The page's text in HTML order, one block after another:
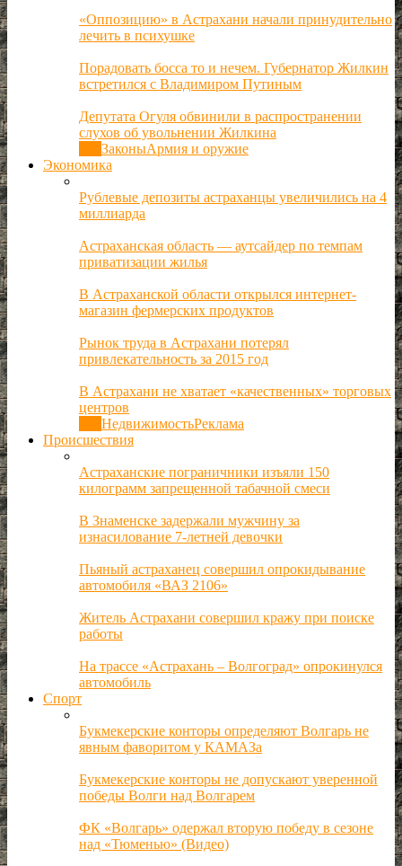
«Оппозицию» в Астрахани начали принудительно
лечить в психушке
Порадовать босса то и нечем. Губернатор Жилкин
встретился с Владимиром Путиным
Депутата Огуля обвинили в распространении
слухов об увольнении Жилкина
ЗаконыАрмия и оружие
Экономика
Рублевые депозиты астраханцы увеличились на 4
миллиарда
Астраханская область — аутсайдер по темпам
приватизации жилья
В Астраханской области открылся интернет-
магазин фермерских продуктов
Рынок труда в Астрахани потерял
привлекательность за 2015 год
В Астрахани не хватает «качественных» торговых
центров
НедвижимостьРеклама
Происшествия
Астраханские пограничники изъяли 150
килограмм запрещенной табачной смеси
В Знаменске задержали мужчину за
изнасилование 7-летней девочки
Пьяный астраханец совершил опрокидывание
автомобиля «ВАЗ 2106»
Житель Астрахани совершил кражу при поиске
работы
На трассе «Астрахань – Волгоград» опрокинулся
автомобиль
Спорт
Букмекерские конторы определяют Волгарь не
явным фаворитом у КАМАЗа
Букмекерские конторы не допускают уверенной
победы Волги над Волгарем
ФК «Волгарь» одержал вторую победу в сезоне
над «Тюменью» (Видео)